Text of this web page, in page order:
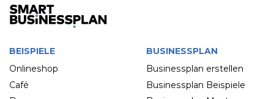
BEISPIELE
Onlineshop
Café
BUSINESSPLAN
Businessplan erstellen
Businessplan Beispiele